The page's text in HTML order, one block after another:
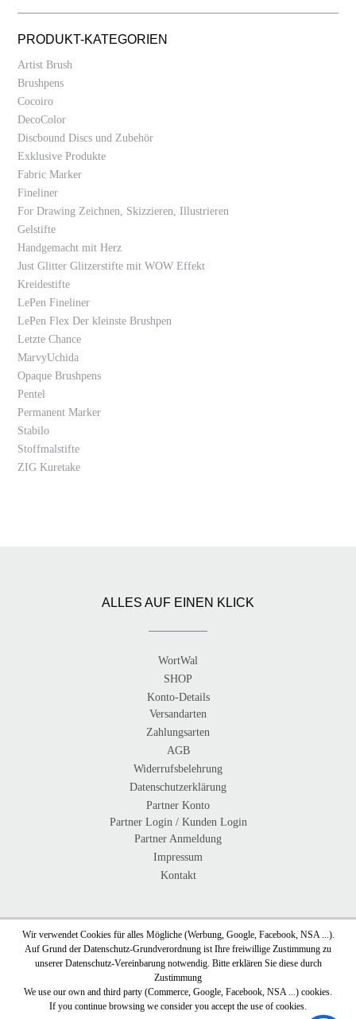
PRODUKT-KATEGORIEN
Artist Brush
Brushpens
Cocoiro
DecoColor
Discbound Discs und Zubehör
Exklusive Produkte
Fabric Marker
Fineliner
For Drawing Zeichnen, Skizzieren, Illustrieren
Gelstifte
Handgemacht mit Herz
Just Glitter Glitzerstifte mit WOW Effekt
Kreidestifte
LePen Fineliner
LePen Flex Der kleinste Brushpen
Letzte Chance
MarvyUchida
Opaque Brushpens
Pentel
Permanent Marker
Stabilo
Stoffmalstifte
ZIG Kuretake
ALLES AUF EINEN KLICK
WortWal
SHOP
Konto-Details
Versandarten
Zahlungsarten
AGB
Widerrufsbelehrung
Datenschutzerklärung
Partner Konto
Partner Login / Kunden Login
Partner Anmeldung
Impressum
Kontakt
Wir verwendet Cookies für alles Mögliche (Werbung, Google, Facebook, NSA ...).
Auf Grund der Datenschutz-Grundverordnung ist Ihre freiwillige Zustimmung zu
unserer Datenschutz-Vereinbarung notwendig. Bitte erklären Sie diese durch
Zustimmung
We use our own and third party (Commerce, Google, Facebook, NSA ...) cookies.
If you continue browsing we consider you accept the use of cookies.